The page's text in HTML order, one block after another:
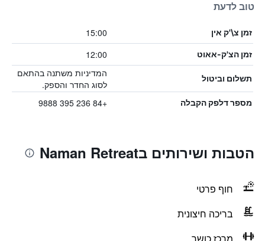
טוב לדעת
זמן צ\'ק אין 15:00
זמן הצ'ק-אאוט 12:00
תשלום וביטול
המדיניות משתנה בהתאם
לסוג החדר והספק.
מספר דלפק הקבלה +84 236 395 9888
הטבות ושירותים בNaman Retreat
חוף פרטי
בריכה חיצונית